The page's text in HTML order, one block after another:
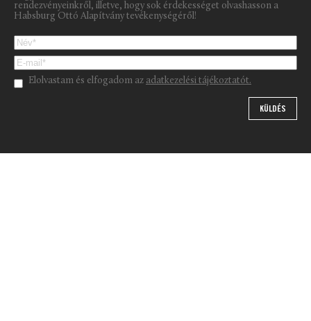
rendezvényeinkről, illetve, hogy sok érdekességet olvashasson a
Habsburg Ottó Alapítvány tevékenységéről!
Please leave this field empty.
Elolvastam és elfogadom az adatkezelési tájékoztatót.